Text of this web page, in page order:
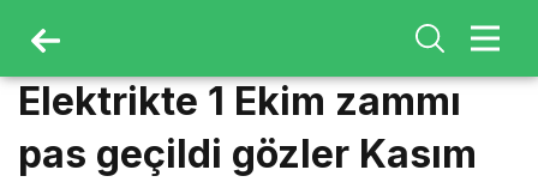
Elektrikte 1 Ekim zammı
pas geçildi gözler Kasım